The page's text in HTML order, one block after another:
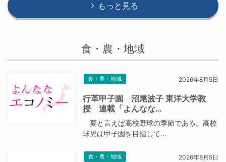
もっと見る
食・農・地域
食・農・地域 2026年8月5日
行革甲子園 沼尾波子 東洋大学教
授 連載「よんなな…
夏と言えば高校野球の季節である。高校
球児は甲子園を目指して…
食・農・地域 2026年8月5日